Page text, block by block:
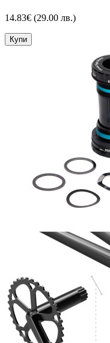
14.83€ (29.00 лв.)
Купи